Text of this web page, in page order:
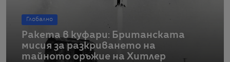
Глобално
Ракета в куфари: Британската
мисия за разкриването на
тайното оръжие на Хитлер